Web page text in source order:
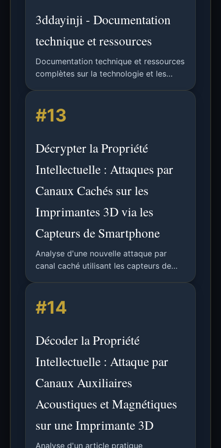
3ddayinji - Documentation
technique et ressources
Documentation technique et ressources
complètes sur la technologie et les
#13
Décrypter la Propriété
Intellectuelle : Attaques par
Canaux Cachés sur les
Imprimantes 3D via les
Capteurs de Smartphone
Analyse d'une nouvelle attaque par
canal caché utilisant les capteurs de
émissions acoustiques et magnétiques,
représentant un risque majeur de vol de
#14
Décoder la Propriété
Intellectuelle : Attaque par
Canaux Auxiliaires
Acoustiques et Magnétiques
sur une Imprimante 3D
Analyse d'un article pratique